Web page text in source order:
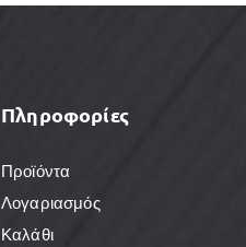
Πληροφορίες
Προϊόντα
Λογαριασμός
Καλάθι